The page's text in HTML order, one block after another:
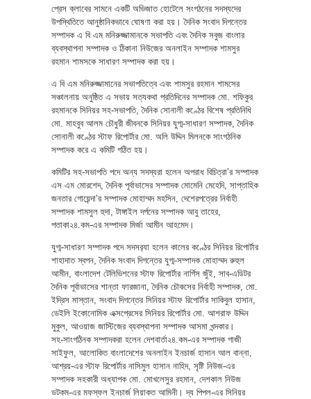
প্রেস ক্লাবের সামনে একটি অভিজাত হোটেলে সংগঠনের সদস্যদের
উপস্থিতিতে আনুষ্ঠানিকভাবে ঘোষণা করা হয়। দৈনিক সংবাদ দিগন্তের
সম্পাদক এ বি এম মনিরুজ্জামানকে সভাপতি এবং দৈনিক সবুজ বাংলার
ব্যবস্থাপনা সম্পাদক ও ঠিকানা নিউজের অনলাইন সম্পাদক শামসুর
রহমান শামসকে সাধারণ সম্পাদক করা হয়।
এ বি এম মনিরুজ্জামানের সভাপতিত্বে এবং শামসুর রহমান শামসের
সঞ্চালনায় অনুষ্ঠিত এ সভায় সত্যকথা প্রতিদিনের সম্পাদক মো. শফিকুর
রহমানকে সিনিয়র সহ-সভাপতি, দৈনিক সোনালী কণ্ঠের বিশেষ প্রতিনিধি
মো. মাহবুব আলম চৌধুরী জীবনকে সিনিয়র যুগ্ম-সাধারণ সম্পাদক, দৈনিক
সোনালী কণ্ঠের স্টাফ রিপোর্টার মো. অলি উদ্দিন মিলনকে সাংগঠনিক
সম্পাদক করে এ কমিটি গঠিত হয়।
কমিটির সহ-সভাপতি পদে অন্য সদস্যরা হলেন অপরাধ বিচিত্রা’র সম্পাদক
এস এম মোরশেদ, দৈনিক পূর্বাভাসের সম্পাদক মোমেনি মেহেদি, সাপ্তাহিক
জনতার গোয়েন্দা’র সম্পাদক মোহাম্মদ মহসিন, দেশেরপত্রের নির্বাহী
সম্পাদক শামসুল হুদা, টাঙ্গাইল দর্পনের সম্পাদক আবু তাহের,
পতাকা২৪.কম-এর সম্পাদক মির্জা আমীন আহমেদ।
যুগ্ম-সাধারণ সম্পাদক পদে সদসর‌্যা হলেন কালের কণ্ঠের সিনিয়র রিপোর্টার
শাহাদাত স্বপন, দৈনিক সংবাদ দিগন্তের যুগ্ম-সম্পাদক মোহাম্মদ রুহুল
আমীন, বাংলাদেশ টেলিভিশনের স্টাফ রিপোর্টার নার্গিস জুঁই, সাব-এডিটর
দৈনিক পূর্বাভাসের শান্তা ফারজানা, দৈনিক চৌকসের নির্বাহী সম্পাদক, মো.
ইদ্রিস মাস্তান, সংবাদ দিগন্তের সিনিয়র স্টাফ রিপোর্টার সাকিবুল হাসান,
ডেইলি ইকোনোমিক এক্সপ্রেসের সিনিয়র রিপোর্টার মো. আশরাফ উদ্দিন
মুকুল, আওয়াজ জাস্টিজের ব্যবস্থাপনা সম্পাদক আসমা খন্দকার।
সহ-সাংগঠিনক সম্পাদকরা হলেন দেশবার্তা২৪.কম-এর সম্পাদক গাজী
সাইফুল, আলোকিত বাংলাদেশের অনলাইন ইনচার্জ হাসান আল বান্না,
আশ্রয়-এর স্টাফ রিপোর্টার নাসিমুল হাসান নাহিদ, সৃষ্টি নিউজ-এর
সম্পাদক সহকারী অধ্যাপক মো. মোখলেসুর রহমান, দেশকাল নিউজ
ডটকম-এর মফস্ফল ইনচার্জ লিয়াকত আমিনী। দ্য পিপল-এর সিনিয়র